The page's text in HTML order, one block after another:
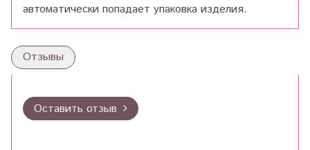
автоматически попадает упаковка изделия.
Отзывы
Оставить отзыв